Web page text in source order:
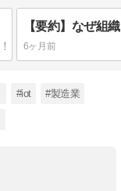
6ヶ月前
#iot #製造業